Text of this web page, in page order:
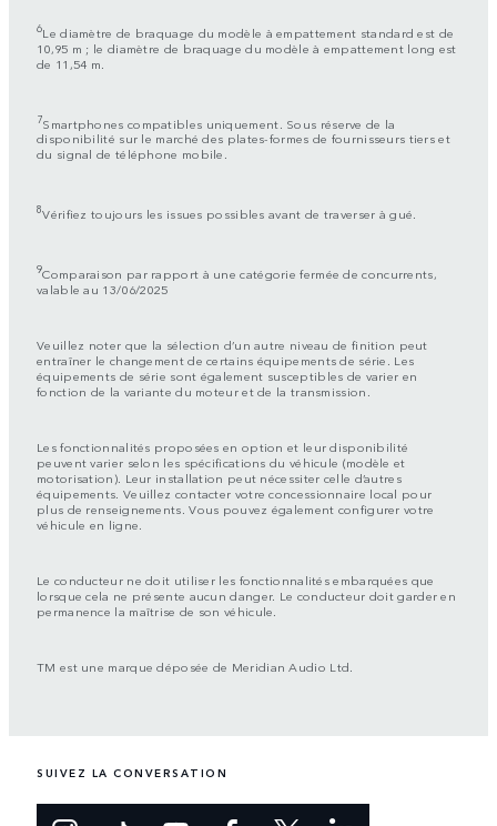
6Le diamètre de braquage du modèle à empattement standard est de
10,95 m ; le diamètre de braquage du modèle à empattement long est
de 11,54 m.
7Smartphones compatibles uniquement. Sous réserve de la
disponibilité sur le marché des plates-formes de fournisseurs tiers et
du signal de téléphone mobile.
8Vérifiez toujours les issues possibles avant de traverser à gué.
9Comparaison par rapport à une catégorie fermée de concurrents,
valable au 13/06/2025
Veuillez noter que la sélection d’un autre niveau de finition peut
entraîner le changement de certains équipements de série. Les
équipements de série sont également susceptibles de varier en
fonction de la variante du moteur et de la transmission.
Les fonctionnalités proposées en option et leur disponibilité
peuvent varier selon les spécifications du véhicule (modèle et
motorisation). Leur installation peut nécessiter celle d’autres
équipements. Veuillez contacter votre concessionnaire local pour
plus de renseignements. Vous pouvez également configurer votre
véhicule en ligne.
Le conducteur ne doit utiliser les fonctionnalités embarquées que
lorsque cela ne présente aucun danger. Le conducteur doit garder en
permanence la maîtrise de son véhicule.
TM est une marque déposée de Meridian Audio Ltd.
SUIVEZ LA CONVERSATION